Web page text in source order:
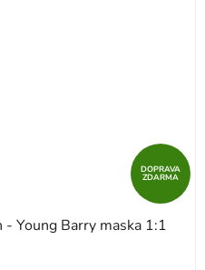
DOPRAVA
ZDARMA
Young Barry maska 1:1